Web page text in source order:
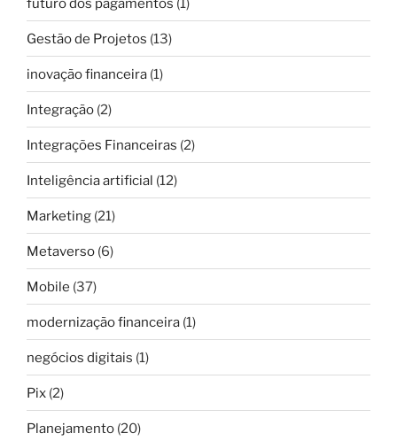
futuro dos pagamentos (1)
Gestão de Projetos (13)
inovação financeira (1)
Integração (2)
Integrações Financeiras (2)
Inteligência artificial (12)
Marketing (21)
Metaverso (6)
Mobile (37)
modernização financeira (1)
negócios digitais (1)
Pix (2)
Planejamento (20)